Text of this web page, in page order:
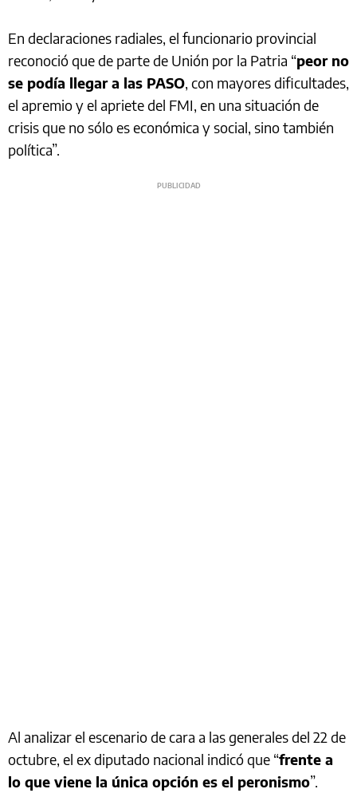
En declaraciones radiales, el funcionario provincial
reconoció que de parte de Unión por la Patria “peor no
se podía llegar a las PASO, con mayores dificultades,
el apremio y el apriete del FMI, en una situación de
crisis que no sólo es económica y social, sino también
política”.
Al analizar el escenario de cara a las generales del 22 de
octubre, el ex diputado nacional indicó que “frente a
lo que viene la única opción es el peronismo”.